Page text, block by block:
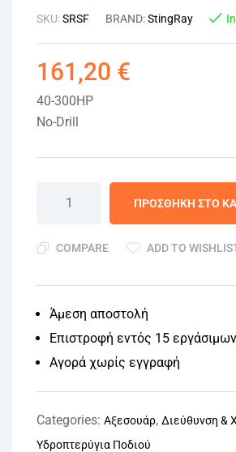
SKU:SRSF BRAND:StingRay
161,20 €
40-300HP
No-Drill
ΠΡΟΣΘΉΚΗ ΣΤΟ
COMPARE ADD TO
Άμεση αποστολή
Επιστροφή εντός 15 εργάσιμων
Αγορά χωρίς εγγραφή
Categories: Αξεσουάρ, Διεύθυνση &
Υδροπτερύγια Ποδιού